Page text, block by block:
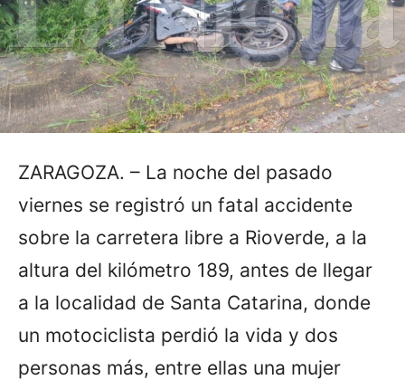
ZARAGOZA. – La noche del pasado
viernes se registró un fatal accidente
sobre la carretera libre a Rioverde, a la
altura del kilómetro 189, antes de llegar
a la localidad de Santa Catarina, donde
un motociclista perdió la vida y dos
personas más, entre ellas una mujer